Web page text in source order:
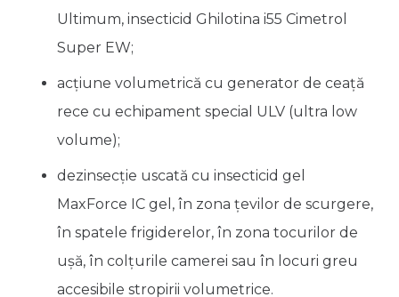
Ultimum, insecticid Ghilotina i55 Cimetrol
Super EW;
acțiune volumetrică cu generator de ceață
rece cu echipament special ULV (ultra low
volume);
dezinsecție uscată cu insecticid gel
MaxForce IC gel, în zona țevilor de scurgere,
în spatele frigiderelor, în zona tocurilor de
ușă, în colțurile camerei sau în locuri greu
accesibile stropirii volumetrice.